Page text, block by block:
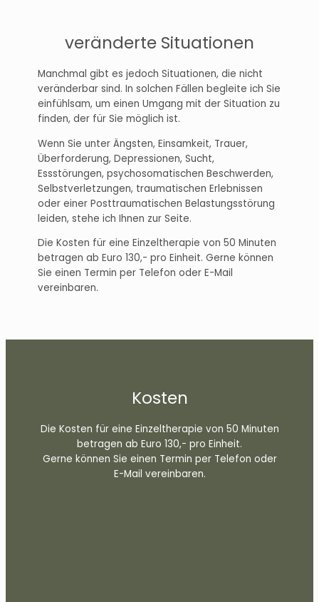
veränderte Situationen
Manchmal gibt es jedoch Situationen, die nicht
veränderbar sind. In solchen Fällen begleite ich Sie
einfühlsam, um einen Umgang mit der Situation zu
finden, der für Sie möglich ist.
Wenn Sie unter Ängsten, Einsamkeit, Trauer,
Überforderung, Depressionen, Sucht,
Essstörungen, psychosomatischen Beschwerden,
Selbstverletzungen, traumatischen Erlebnissen
oder einer Posttraumatischen Belastungsstörung
leiden, stehe ich Ihnen zur Seite.
Die Kosten für eine Einzeltherapie von 50 Minuten
betragen ab Euro 130,- pro Einheit. Gerne können
Sie einen Termin per Telefon oder E-Mail
vereinbaren.
Kosten
Die Kosten für eine Einzeltherapie von 50 Minuten
betragen ab Euro 130,- pro Einheit.
Gerne können Sie einen Termin per Telefon oder
E-Mail vereinbaren.